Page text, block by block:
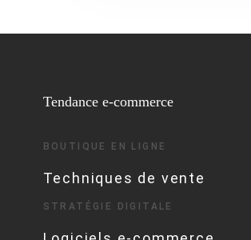
Tendance e-commerce
BOUTIQUE EN LIGNE
Techniques de vente
STRATÉGIE DIGITALE